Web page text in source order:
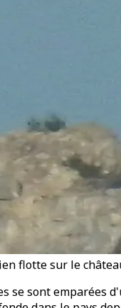
flotte sur le
se sont emparées